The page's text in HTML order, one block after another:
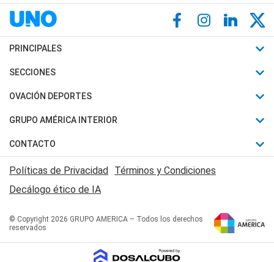
PRINCIPALES
Últimas Noticias
Política
Judiciales
Economia
SECCIONES
Horóscopo
Motores
Trucos caseros
Series y Películas
Edictos y Solicitadas
OVACIÓN DEPORTES
Fútbol
Mundial
Automovilismo
Rugby
Básquet
GRUPO AMÉRICA INTERIOR
Canal 7 en Vivo
San Juan 8
CONTACTO
Acerca de Nosotros
Contactanos
Políticas de Privacidad Términos y Condiciones
Decálogo ético de IA
© Copyright 2026 GRUPO AMERICA – Todos los derechos
reservados